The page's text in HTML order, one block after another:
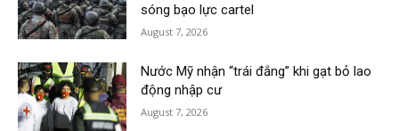
sóng bạo lực cartel
August 7, 2026
Nước Mỹ nhận “trái đắng” khi gạt bỏ lao
động nhập cư
August 7, 2026